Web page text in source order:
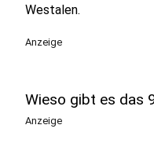
Westalen.
Anzeige
Wieso gibt es das
Anzeige